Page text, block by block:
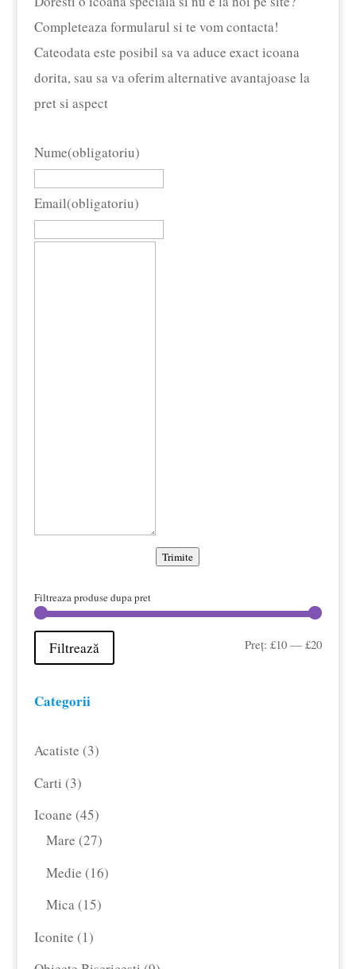
Completeaza formularul si te vom contacta!
Cateodata este posibil sa va aduce exact icoana
dorita, sau sa va oferim alternative avantajoase la
pret si aspect
Nume(obligatoriu)
Email(obligatoriu)
Trimite
Filtreaza produse dupa pret
Preț
Preț
Filtrează Preț:£10 —£20
Categorii
Acatiste 33
Carti 33
produse
Icoane 4545
de
produse
Mare 2727
de
Medie 1616
Mica 1515
Iconite 11
produs